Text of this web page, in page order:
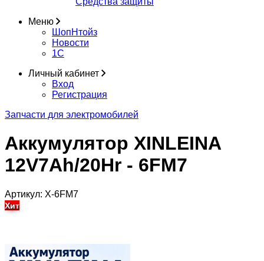
Меню
ШопНтойз
Новости
1C
Личный кабинет
Вход
Регистрация
Запчасти для электромобилей
Аккумулятор XINLEINA
12V7Ah/20Hr - 6FM7
Артикул: X-6FM7
Хит